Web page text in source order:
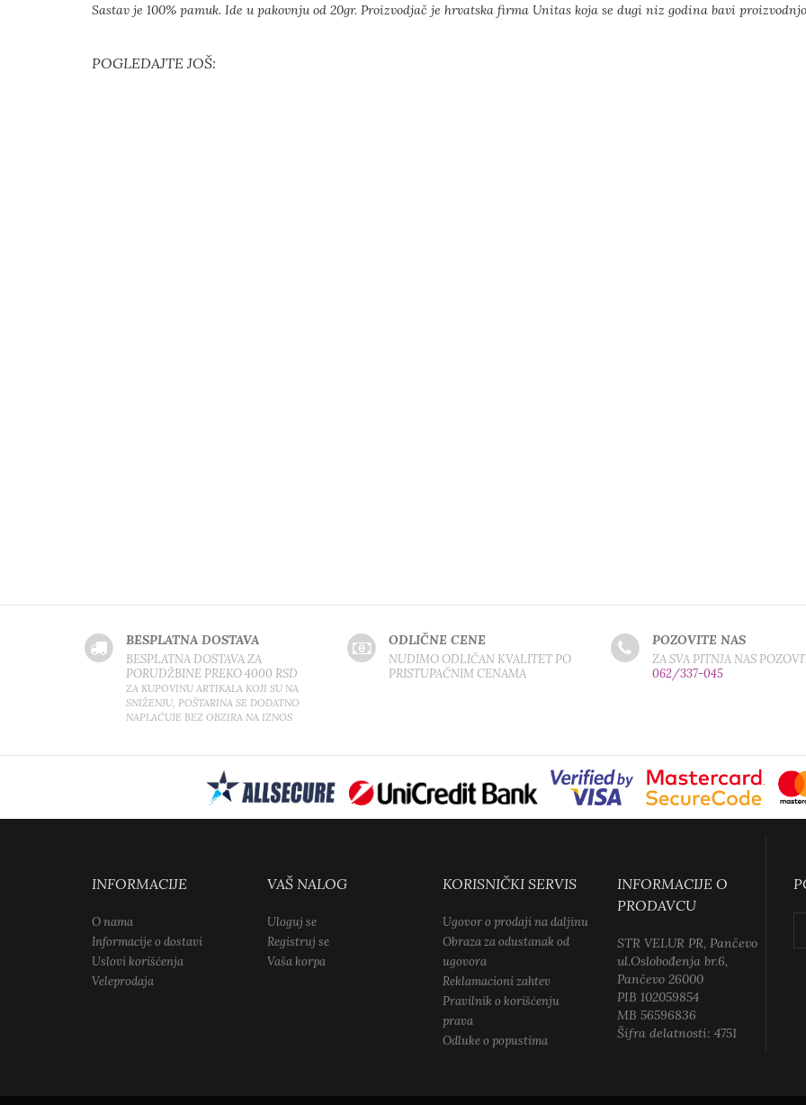
Sastav je 100% pamuk. Ide u pakovnju od 20gr. Proizvodjač je hrvatska firma Unitas koja se dugi niz godina bavi
POGLEDAJTE JOŠ:
BESPLATNA DOSTAVA
BESPLATNA DOSTAVA ZA
PORUDŽBINE PREKO 4000 RSD
ZA KUPOVINU ARTIKALA KOJI SU NA
SNIŽENJU, POŠTARINA SE DODATNO
NAPLAĆUJE BEZ OBZIRA NA IZNOS
ODLIČNE CENE
NUDIMO ODLIČAN KVALITET PO
PRISTUPAČNIM CENAMA
POZOVITE NAS
ZA SVA PITNJA NAS
062/337-045
INFORMACIJE
O nama
Informacije o dostavi
Uslovi korišćenja
Veleprodaja
VAŠ NALOG
Uloguj se
Registruj se
Vaša korpa
KORISNIČKI SERVIS
Ugovor o prodaji na daljinu
Obraza za odustanak od
ugovora
Reklamacioni zahtev
Pravilnik o korišćenju
prava
Odluke o popustima
INFORMACIJE O
PRODAVCU
STR VELUR PR, Pančevo
ul.Oslobođenja br.6,
Pančevo 26000
PIB 102059854
MB 56596836
Šifra delatnosti: 4751